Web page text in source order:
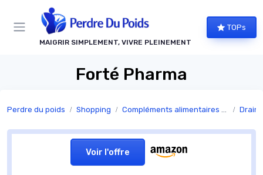
MAIGRIR SIMPLEMENT, VIVRE PLEINEMENT
TOPs
Forté Pharma
Perdre du poids Shopping Compléments alimentaires minceur
Voir l'offre
Panneau de gestion des cookies